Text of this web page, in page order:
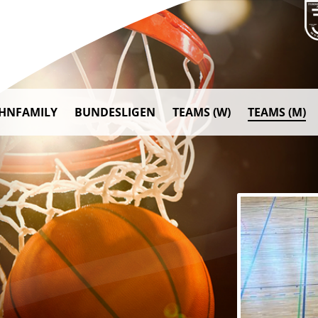
BUNDESLIGEN TEAMS (W) TEAMS (M)